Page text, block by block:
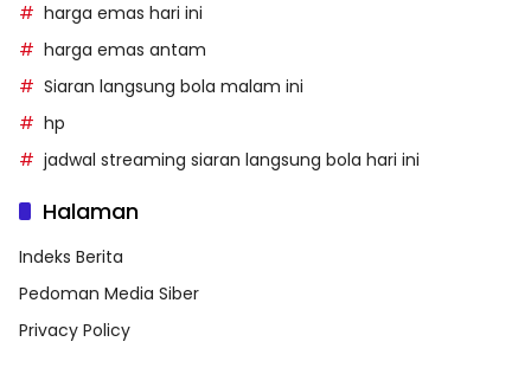
harga emas hari ini
harga emas antam
Siaran langsung bola malam ini
hp
jadwal streaming siaran langsung bola hari ini
Halaman
Indeks Berita
Pedoman Media Siber
Privacy Policy